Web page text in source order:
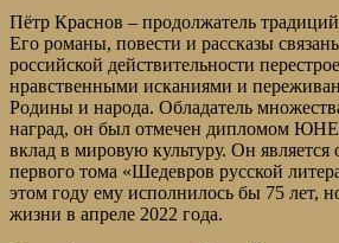
Пётр Краснов – продолжатель
Его романы, повести и рассказы
российской действительности
нравственными исканиями и
Родины и народа. Обладатель
наград, он был отмечен дипломом
вклад в мировую культуру. Он является
первого тома «Шедевров русской
этом году ему исполнилось бы 75 лет,
жизни в апреле 2022 года.